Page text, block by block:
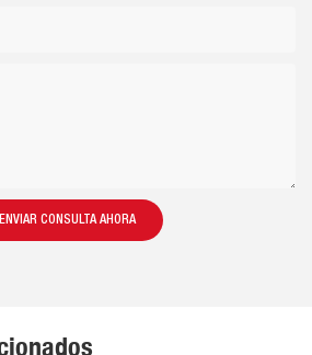
ENVIAR CONSULTA AHORA